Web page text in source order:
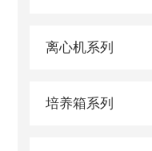
离心机系列
培养箱系列